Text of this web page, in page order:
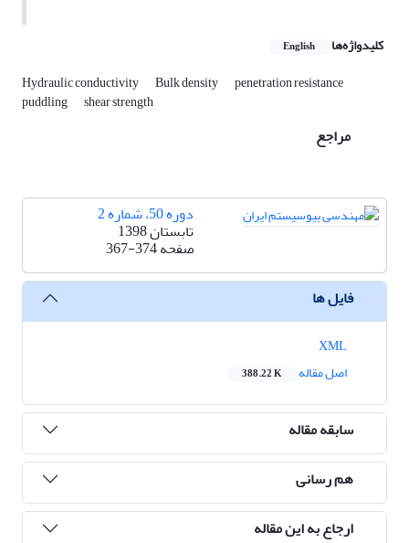
کلیدواژه‌ها English
Hydraulic conductivity Bulk density penetration resistance
puddling shear strength
مراجع
دوره 50، شماره 2
تابستان 1398
صفحه367-374
فایل ها
اصل مقاله
388.22 K
سابقه مقاله
هم رسانی
ارجاع به این مقاله